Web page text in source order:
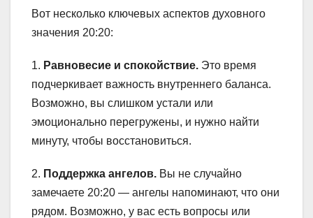
Вот несколько ключевых аспектов духовного
значения 20:20:
1. Равновесие и спокойствие. Это время
подчеркивает важность внутреннего баланса.
Возможно, вы слишком устали или
эмоционально перегружены, и нужно найти
минуту, чтобы восстановиться.
2. Поддержка ангелов. Вы не случайно
замечаете 20:20 — ангелы напоминают, что они
рядом. Возможно, у вас есть вопросы или